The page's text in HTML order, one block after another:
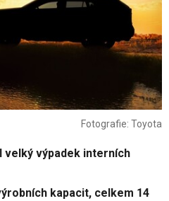
Fotografie: Toyota
výpadek interních
kapacit, celkem 14